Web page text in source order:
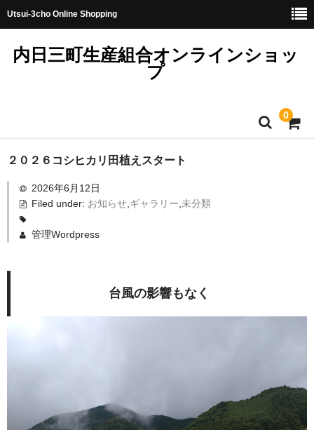
Utsui-3cho Online Shopping
内日三町生産組合オンラインショッ
プ
0
ホーム
トップ
レンジアップご飯
しきゆたか
２０２６コシヒカリ田植えスタート
2026年6月12日
Filed under: お知らせ, ギャラリー 未分類
管理Wordpress
台風の影響もなく